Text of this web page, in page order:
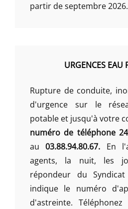
partir de septembre 2026.
URGENCES EAU
Rupture de conduite,
d'urgence sur le
potable et jusqu'à votre
numéro de téléphone
au03.88.94.80.67. En
agents, la nuit, les
répondeur du
indique le numéro
d'astreinte.